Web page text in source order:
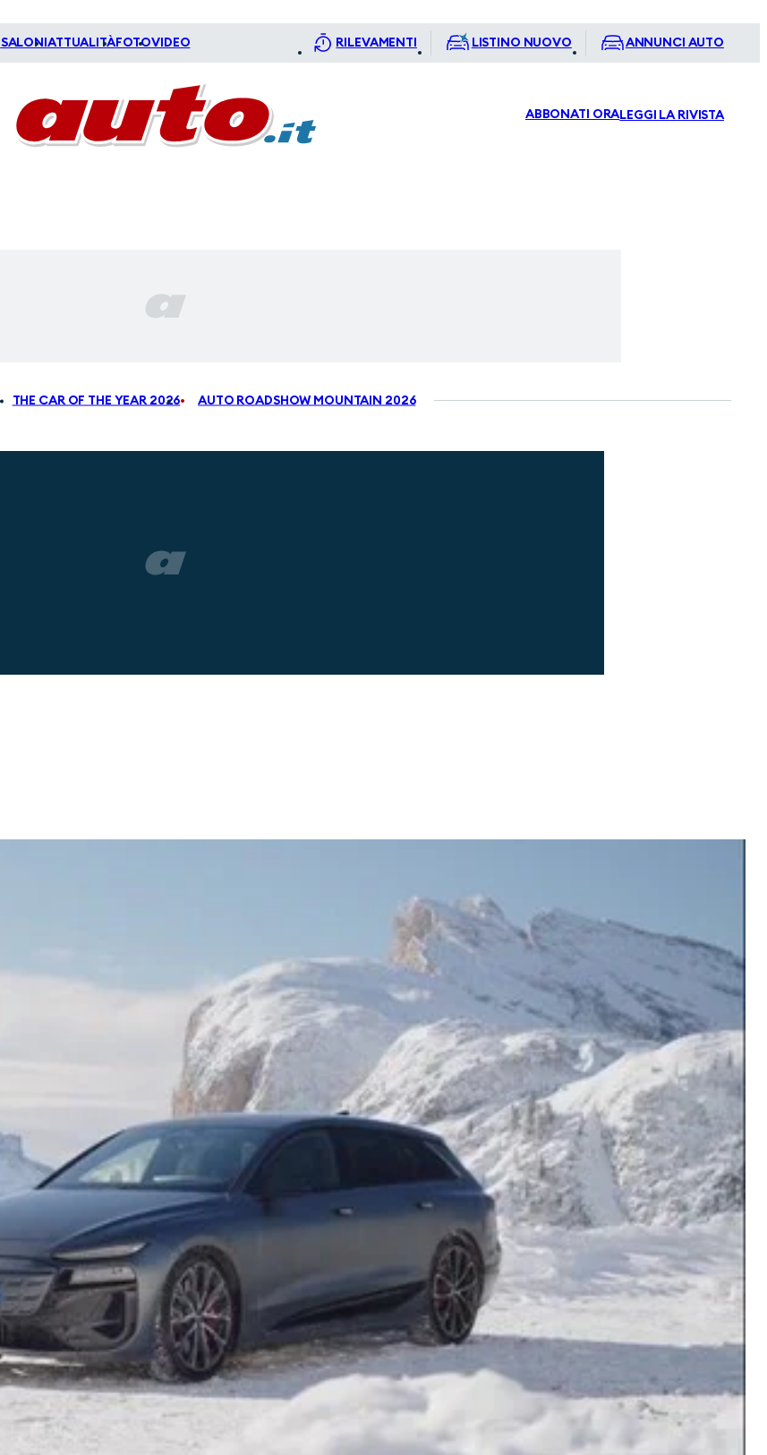
SALONI ATTUALITÀFOTOVIDEO RILEVAMENTI LISTINO NUOVO ANNUNCI AUTO
ABBONATI ORALEGGI LA RIVISTA
THE CAR OF THE YEAR 2026 AUTO ROADSHOW MOUNTAIN 2026